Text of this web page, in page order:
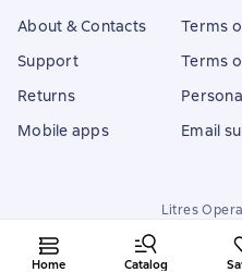
Home Catalog
About & Contacts
Support
Returns
Mobile apps
Terms
Terms
Email
Litres